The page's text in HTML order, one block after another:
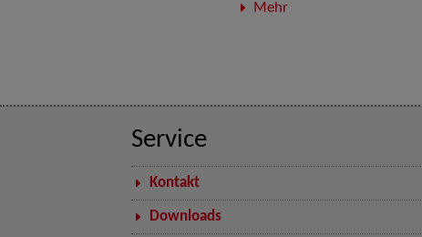
Mehr
Service
Kontakt
Downloads